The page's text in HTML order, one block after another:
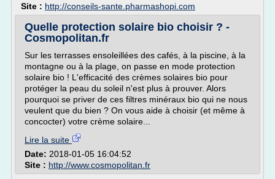
Site : http://conseils-sante.pharmashopi.com
Quelle protection solaire bio choisir ? -
Cosmopolitan.fr
Sur les terrasses ensoleillées des cafés, à la piscine, à la
montagne ou à la plage, on passe en mode protection
solaire bio ! L'efficacité des crèmes solaires bio pour
protéger la peau du soleil n'est plus à prouver. Alors
pourquoi se priver de ces filtres minéraux bio qui ne nous
veulent que du bien ? On vous aide à choisir (et même à
concocter) votre crème solaire...
Lire la suite
Date: 2018-01-05 16:04:52
Site : http://www.cosmopolitan.fr